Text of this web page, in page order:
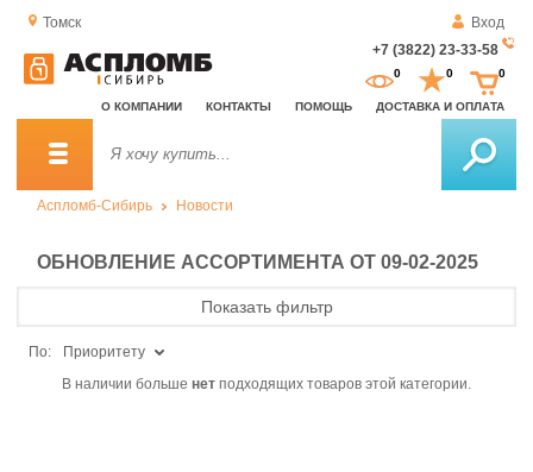
Томск
Вход
+7 (3822) 23-33-58
О КОМПАНИИ КОНТАКТЫ ПОМОЩЬ ДОСТАВКА И ОПЛАТА
0 0 0
Аспломб-Сибирь Новости
ОБНОВЛЕНИЕ АССОРТИМЕНТА ОТ 09-02-2025
Показать фильтр
По:
Приоритету
В наличии больше нет подходящих товаров этой категории.